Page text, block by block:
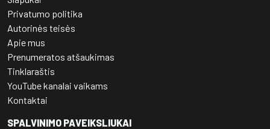
Privatumo politika
Autorinės teisės
Apie mus
Prenumeratos atšaukimas
Tinklaraštis
YouTube kanalai vaikams
Kontaktai
SPALVINIMO PAVEIKSLIUKAI